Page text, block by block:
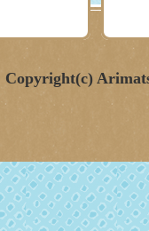
Copyright(c)